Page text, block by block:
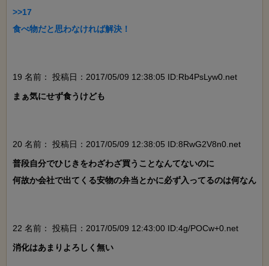
>>17
食べ物だと思わなければ解決！
19 名前：
投稿日：2017/05/09 12:38:05 ID:Rb4PsLyw0.net
まぁ気にせず食うけども
20 名前：
投稿日：2017/05/09 12:38:05 ID:8RwG2V8n0.net
普段自分でひじきをわざわざ買うことなんてないのに
何故か会社で出てくる安物の弁当とかに必ず入ってるのは何なん
22 名前：
投稿日：2017/05/09 12:43:00 ID:4g/POCw+0.net
消化はあまりよろしく無い